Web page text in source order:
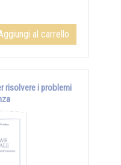
al carrello
risolvere i problemi